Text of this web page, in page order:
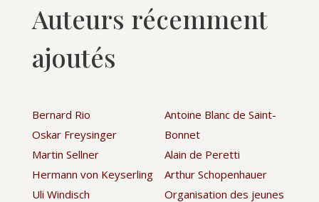
Auteurs récemment
ajoutés
Bernard Rio
Oskar Freysinger
Martin Sellner
Hermann von Keyserling
Uli Windisch
Antoine Blanc de Saint-
Bonnet
Alain de Peretti
Arthur Schopenhauer
Organisation des jeunes